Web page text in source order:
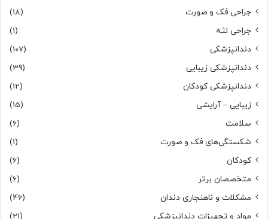
جراحی فک و صورت
(18)
جراحی لثه
(1)
دندانپزشکی
(107)
دندانپزشکی زیبایی
(39)
دندانپزشکی کودکان
(12)
زیبایی – آرایشی
(15)
سلامت
(6)
شکستگی‌های فک و صورت
(1)
کودکان
(6)
متخصصان برتر
(6)
مشکلات و ناهنجاری دندان
(46)
مواد و تجهیزات دندانپزشکی
(21)